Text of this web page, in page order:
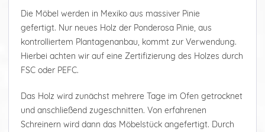
Die Möbel werden in Mexiko aus massiver Pinie
gefertigt. Nur neues Holz der Ponderosa Pinie, aus
kontrolliertem Plantagenanbau, kommt zur Verwendung.
Hierbei achten wir auf eine Zertifizierung des Holzes durch
FSC oder PEFC.
Das Holz wird zunächst mehrere Tage im Ofen getrocknet
und anschließend zugeschnitten. Von erfahrenen
Schreinern wird dann das Möbelstück angefertigt. Durch